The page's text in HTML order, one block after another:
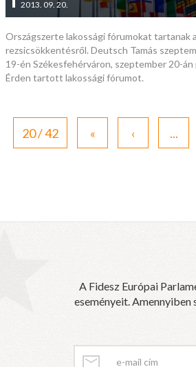
2013. 09. 20.
Országszerte lakossági fórumokat tartanak a
rezsicsökkentésről. Deutsch Tamás
19-én Székesfehérváron, szeptember 20-án
Érden tartott lakossági fórumot.
20 / 42 « ‹ ...
A Fidesz Európai
eseményeit.